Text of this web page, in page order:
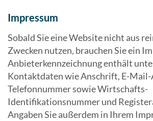
Impressum
Sobald Sie eine Website nicht aus
Zwecken nutzen, brauchen Sie ein
Anbieterkennzeichnung enthält
Kontaktdaten wie Anschrift, E-Mail-
Telefonnummer sowie Wirtschafts-
Identifikationsnummer und
Angaben Sie außerdem in Ihrem